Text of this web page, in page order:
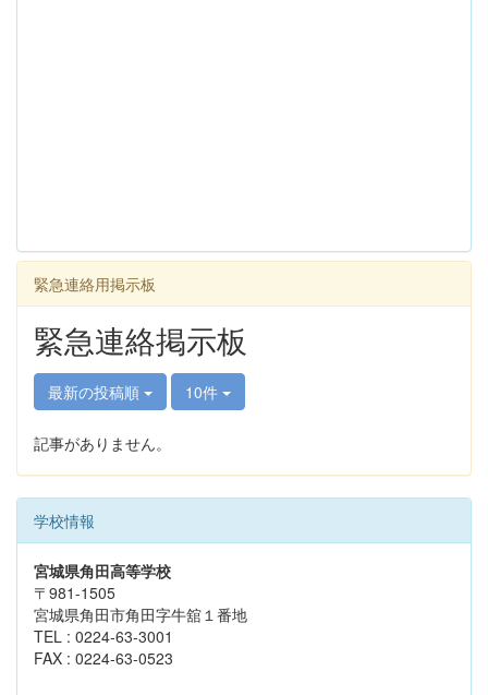
緊急連絡用掲示板
緊急連絡掲示板
最新の投稿順 10件
記事がありません。
学校情報
宮城県角田高等学校
〒981-1505
宮城県角田市角田字牛舘１番地
TEL : 0224-63-3001
FAX : 0224-63-0523